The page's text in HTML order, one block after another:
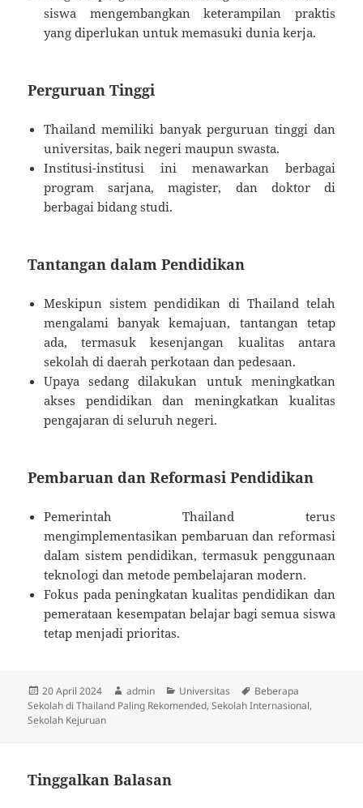
siswa mengembangkan keterampilan praktis
yang diperlukan untuk memasuki dunia kerja.
Perguruan Tinggi
Thailand memiliki banyak perguruan tinggi dan
universitas, baik negeri maupun swasta.
Institusi-institusi ini menawarkan berbagai
program sarjana, magister, dan doktor di
berbagai bidang studi.
Tantangan dalam Pendidikan
Meskipun sistem pendidikan di Thailand telah
mengalami banyak kemajuan, tantangan tetap
ada, termasuk kesenjangan kualitas antara
sekolah di daerah perkotaan dan pedesaan.
Upaya sedang dilakukan untuk meningkatkan
akses pendidikan dan meningkatkan kualitas
pengajaran di seluruh negeri.
Pembaruan dan Reformasi Pendidikan
Pemerintah Thailand terus
mengimplementasikan pembaruan dan reformasi
dalam sistem pendidikan, termasuk penggunaan
teknologi dan metode pembelajaran modern.
Fokus pada peningkatan kualitas pendidikan dan
pemerataan kesempatan belajar bagi semua siswa
tetap menjadi prioritas.
Diposkan
pada
20 April 2024 Penulis
admin Kategori
Universitas Tag
Beberapa
Sekolah di Thailand Paling Rekomended,Sekolah Internasional,
Sekolah Kejuruan
Tinggalkan Balasan